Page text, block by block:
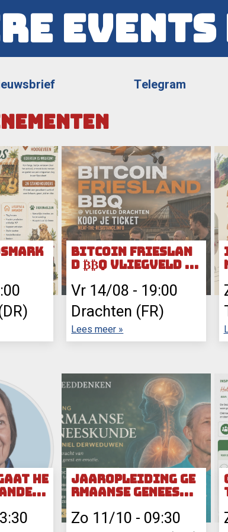
Telegram
(DR)
Bitcoin Frieslan
d ₿₿Q Vliegveld D
Vr 14/08 - 19:00
Drachten (FR)
Lees meer »
he
Jaaropleiding Ge
rmaanse geneesku
Zo 11/10 - 09:30